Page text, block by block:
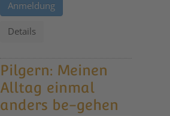
Anmeldung
Details
Pilgern: Meinen
Alltag einmal
anders be-gehen